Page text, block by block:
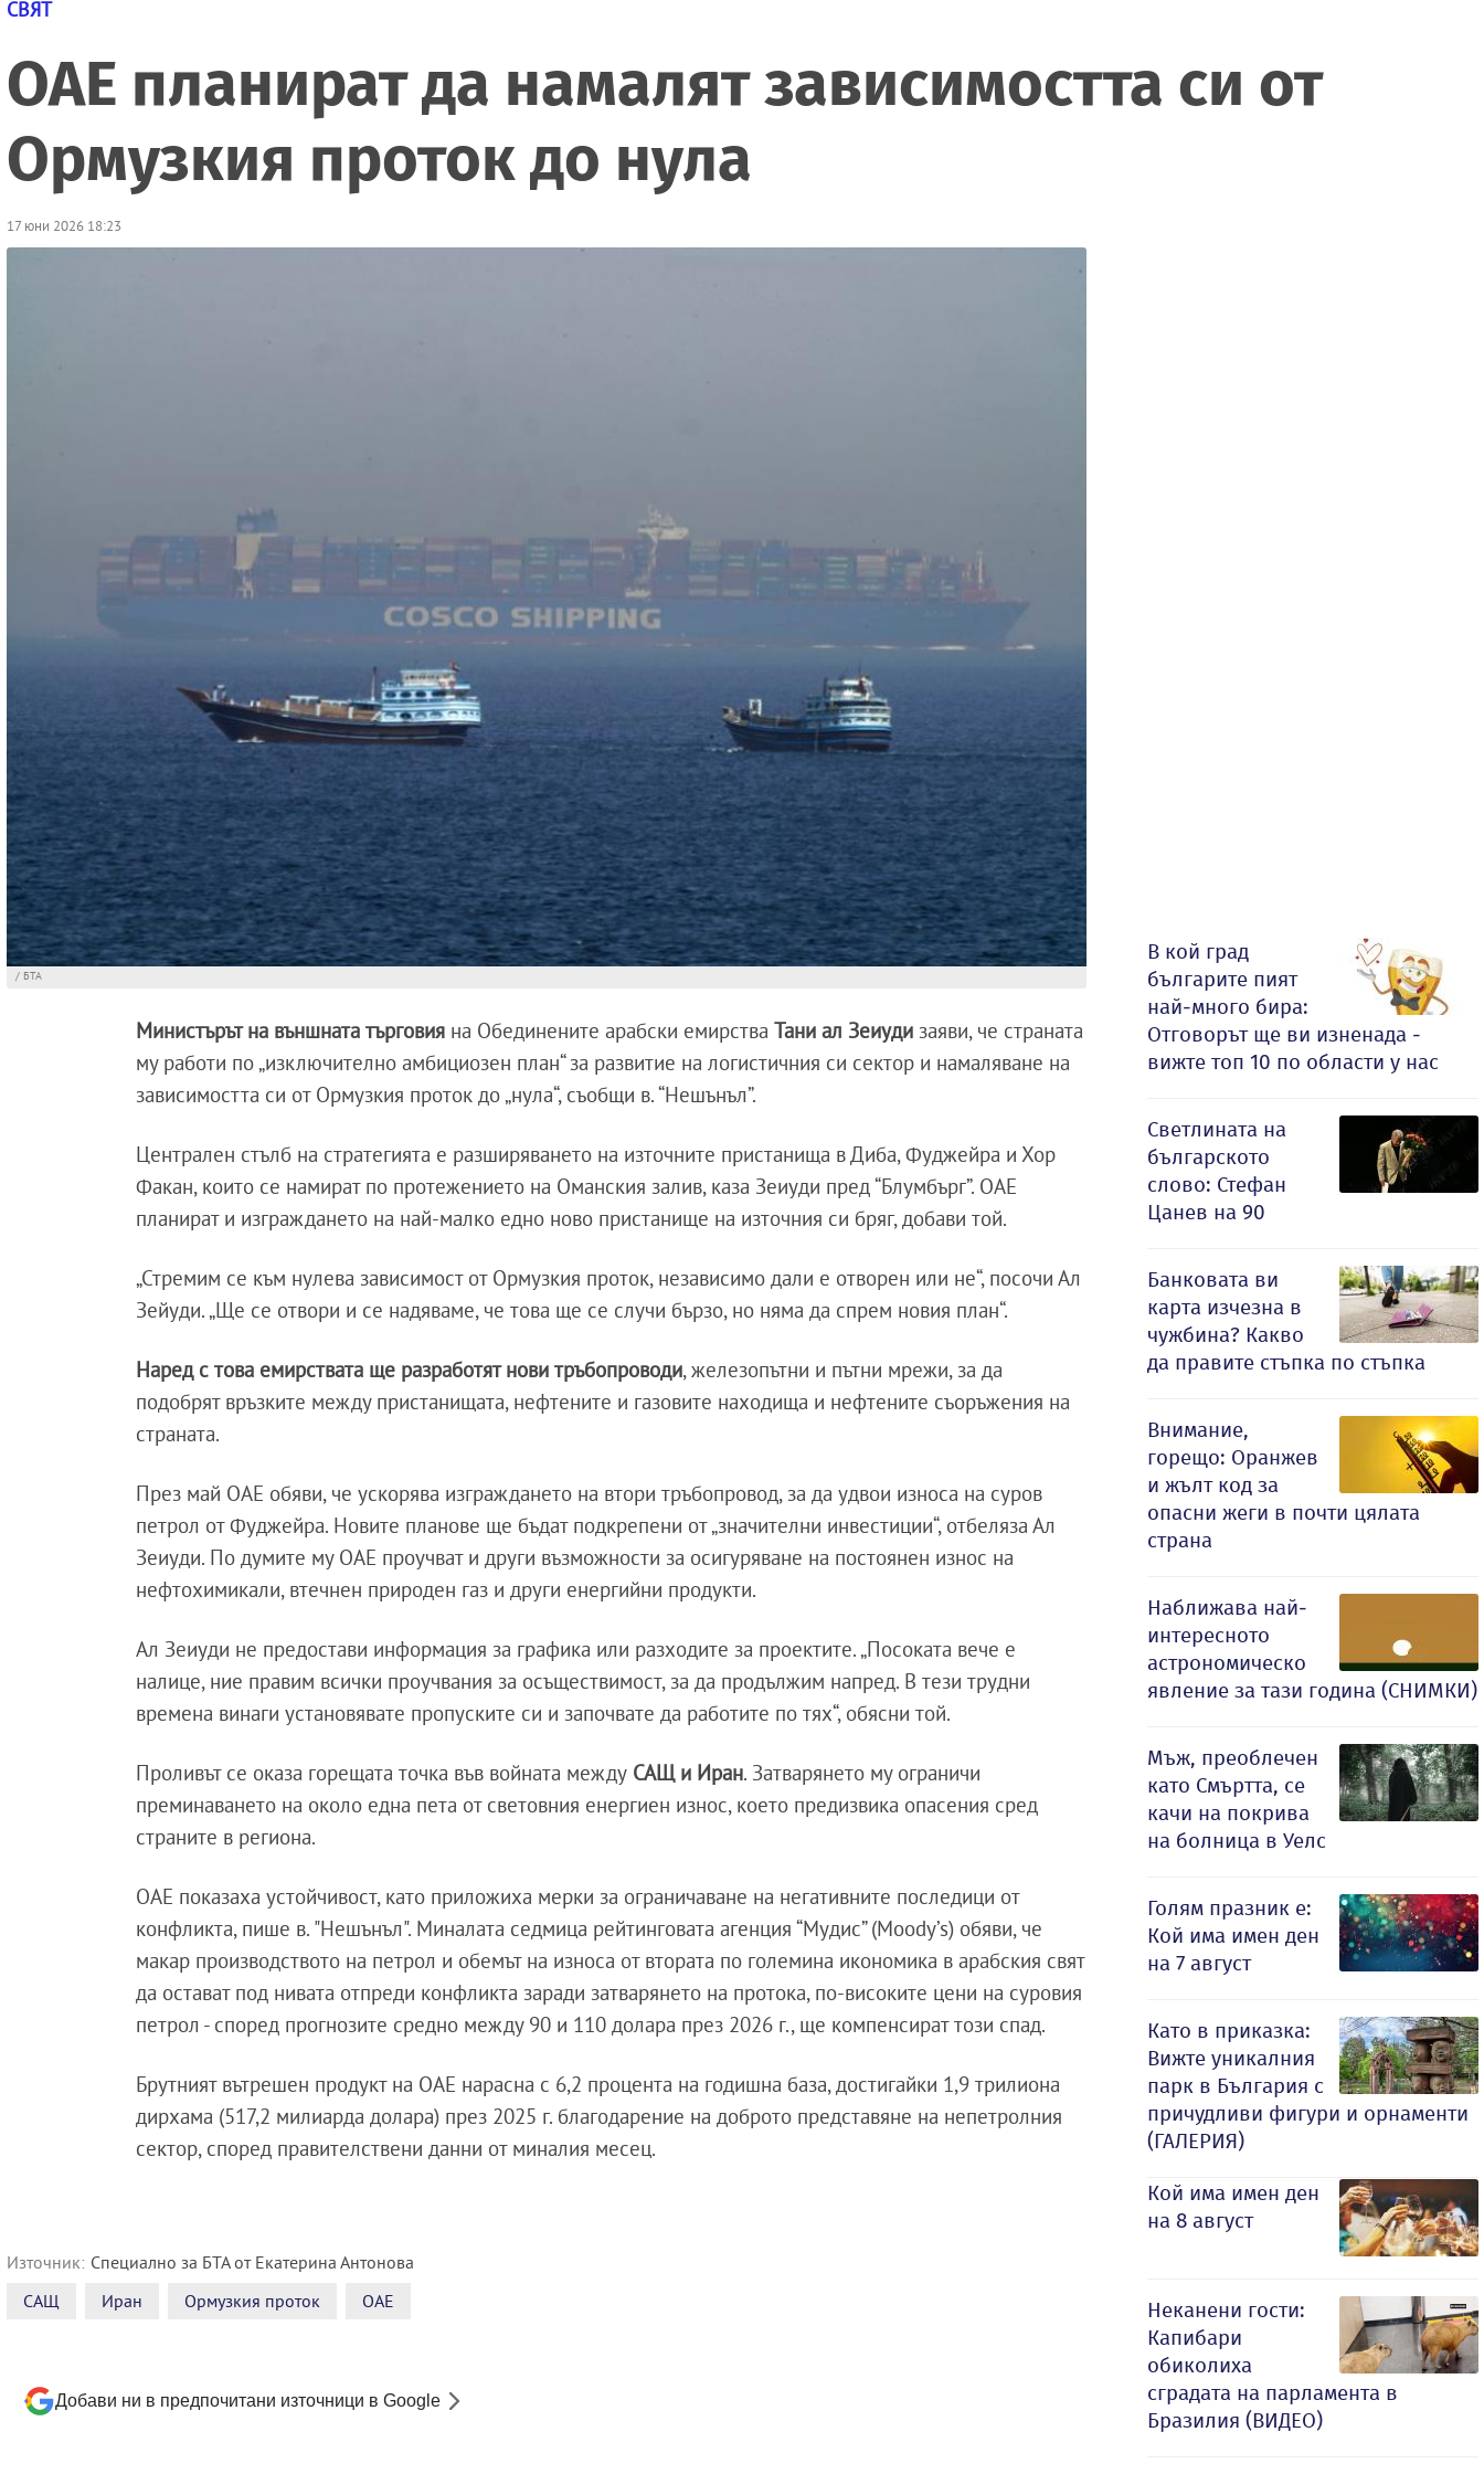
СВЯТ
ОАЕ планират да намалят зависимостта си от
Ормузкия проток до нула
17 юни 2026 18:23
/ БТА
Министърът на външната търговия на Обединените арабски емирстваТани ал Зеиуди заяви, че страната
му работи по „изключително амбициозен план“ за развитие на логистичния си сектор и намаляване на
зависимостта си от Ормузкия проток до „нула“, съобщи в. “Нешънъл”.
Централен стълб на стратегията е разширяването на източните пристанища в Диба, Фуджейра и Хор
Факан, които се намират по протежението на Оманския залив, каза Зеиуди пред “Блумбърг”. ОАЕ
планират и изграждането на най-малко едно ново пристанище на източния си бряг, добави той.
„Стремим се към нулева зависимост от Ормузкия проток, независимо дали е отворен или не“, посочи Ал
Зейуди. „Ще се отвори и се надяваме, че това ще се случи бързо, но няма да спрем новия план“.
Наред с това емирствата ще разработят нови тръбопроводи, железопътни и пътни мрежи, за да
подобрят връзките между пристанищата, нефтените и газовите находища и нефтените съоръжения на
страната.
През май ОАЕ обяви, че ускорява изграждането на втори тръбопровод, за да удвои износа на суров
петрол от Фуджейра. Новите планове ще бъдат подкрепени от „значителни инвестиции“, отбеляза Ал
Зеиуди. По думите му ОАЕ проучват и други възможности за осигуряване на постоянен износ на
нефтохимикали, втечнен природен газ и други енергийни продукти.
Ал Зеиуди не предостави информация за графика или разходите за проектите. „Посоката вече е
налице, ние правим всички проучвания за осъществимост, за да продължим напред. В тези трудни
времена винаги установявате пропуските си и започвате да работите по тях“, обясни той.
Проливът се оказа горещата точка във войната между САЩ и Иран. Затварянето му ограничи
преминаването на около една пета от световния енергиен износ, което предизвика опасения сред
страните в региона.
ОАЕ показаха устойчивост, като приложиха мерки за ограничаване на негативните последици от
конфликта, пише в. "Нешънъл". Миналата седмица рейтинговата агенция “Мудис” (Moody’s) обяви, че
макар производството на петрол и обемът на износа от втората по големина икономика в арабския свят
да остават под нивата отпреди конфликта заради затварянето на протока, по-високите цени на суровия
петрол - според прогнозите средно между 90 и 110 долара през 2026 г., ще компенсират този спад.
Брутният вътрешен продукт на ОАЕ нарасна с 6,2 процента на годишна база, достигайки 1,9 трилиона
дирхама (517,2 милиарда долара) през 2025 г. благодарение на доброто представяне на непетролния
сектор, според правителствени данни от миналия месец.
Източник: Специално за БТА от Екатерина Антонова
САЩ
Иран Ормузкия проток ОАЕ
Добави ни в предпочитани източници в Google
В кой град
българите пият
най-много бира:
Отговорът ще ви изненада -
вижте топ 10 по области у нас
Светлината на
българското
слово: Стефан
Цанев на 90
Банковата ви
карта изчезна в
чужбина? Какво
да правите стъпка по стъпка
Внимание,
горещо: Оранжев
и жълт код за
опасни жеги в почти цялата
страна
Наближава най-
интересното
астрономическо
явление за тази година (СНИМКИ)
Мъж, преоблечен
като Смъртта, се
качи на покрива
на болница в Уелс
Голям празник е:
Кой има имен ден
на 7 август
Като в приказка:
Вижте уникалния
парк в България с
причудливи фигури и орнаменти
(ГАЛЕРИЯ)
Кой има имен ден
на 8 август
Неканени гости:
Капибари
обиколиха
сградата на парламента в
Бразилия (ВИДЕО)